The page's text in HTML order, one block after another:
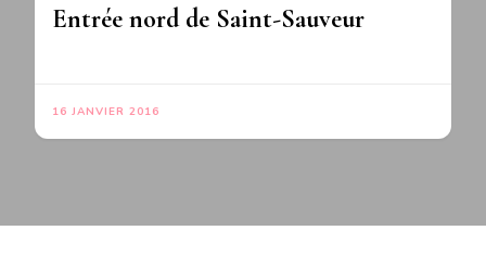
Entrée nord de Saint-Sauveur
16 JANVIER 2016